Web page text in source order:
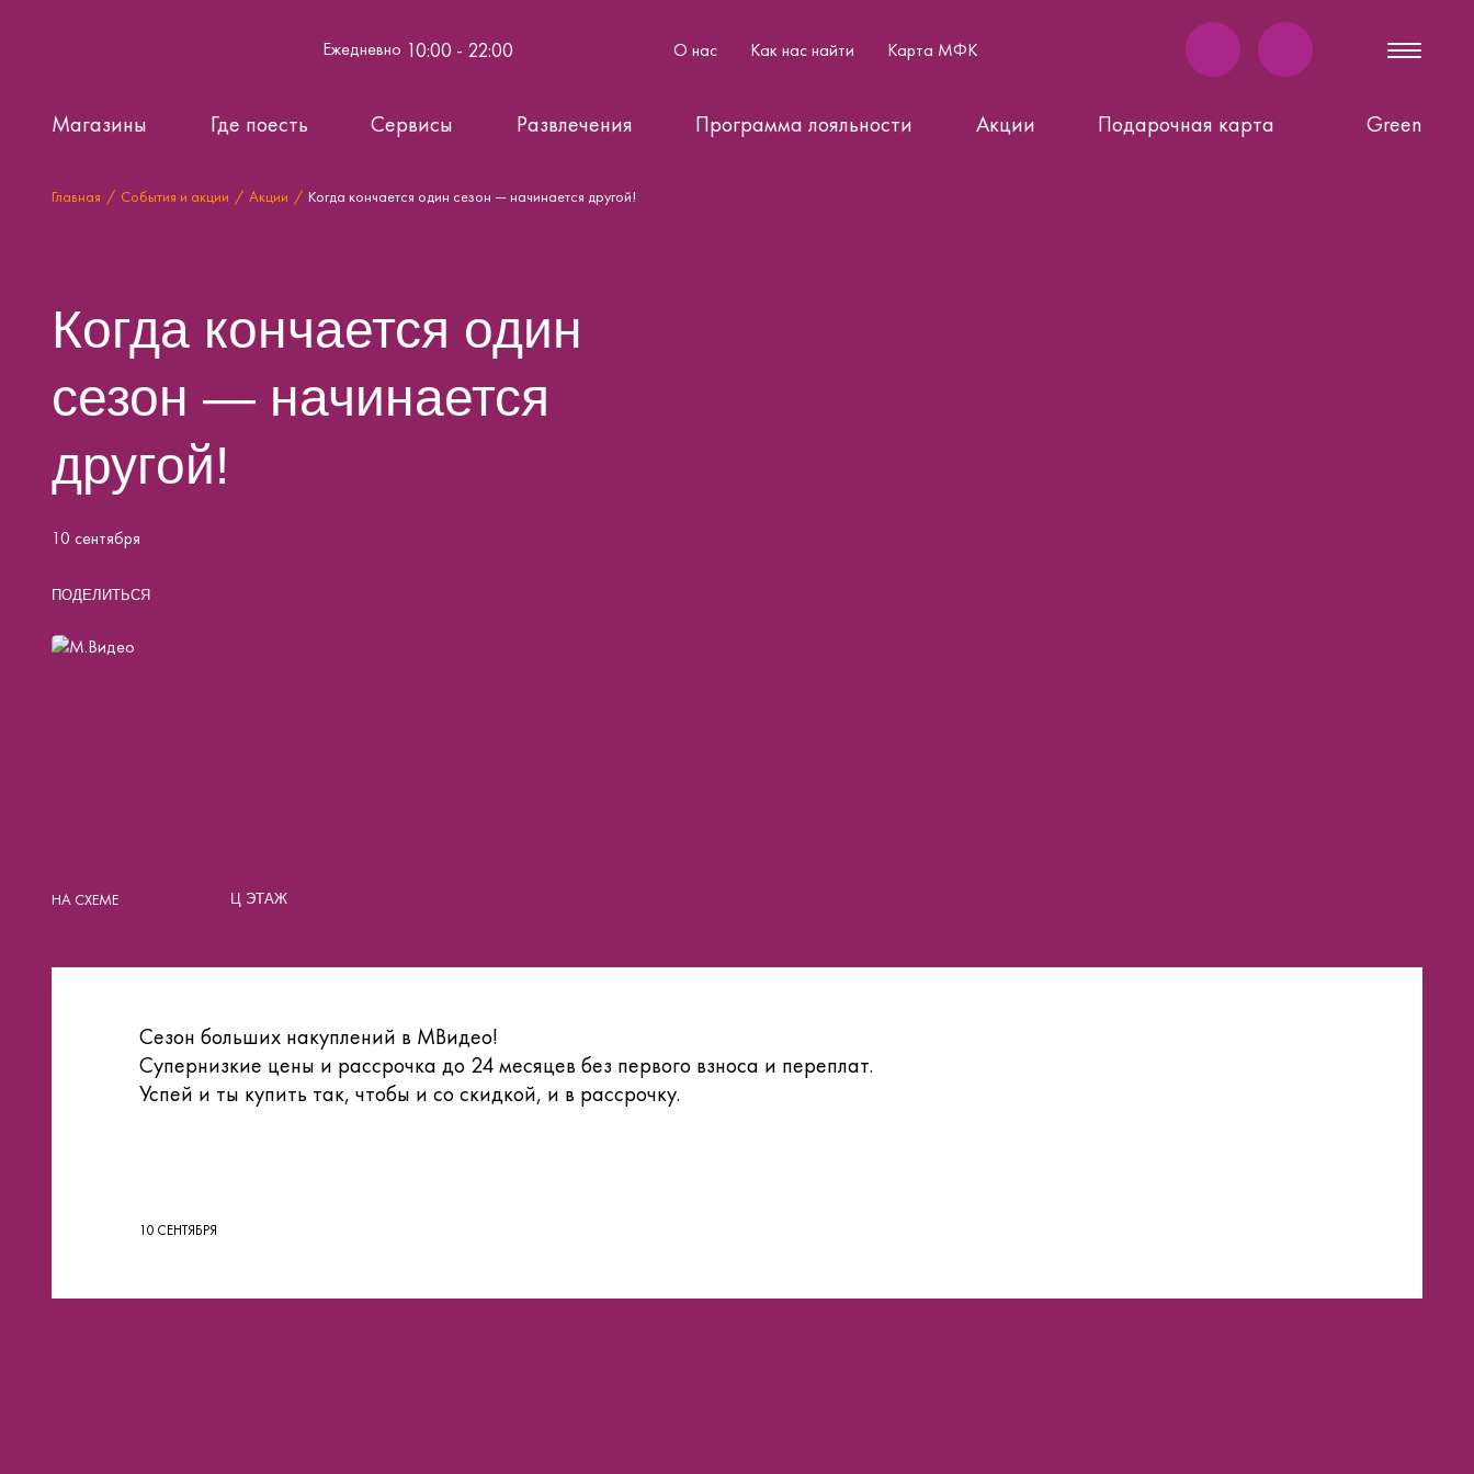
Ежедневно 10:00 - 22:00 О нас Как нас найти Карта МФК
Магазины Где поесть Сервисы Развлечения Программа лояльности Акции Подарочная карта Green
Главная События и акции Акции Когда кончается один сезон — начинается другой!
Когда кончается один
сезон — начинается
другой!
10 сентября
ПОДЕЛИТЬСЯ
НА СХЕМЕ Ц ЭТАЖ
Сезон больших накуплений в МВидео!
Супернизкие цены и рассрочка до 24 месяцев без первого взноса и переплат.
Успей и ты купить так, чтобы и со скидкой, и в рассрочку.
10 СЕНТЯБРЯ